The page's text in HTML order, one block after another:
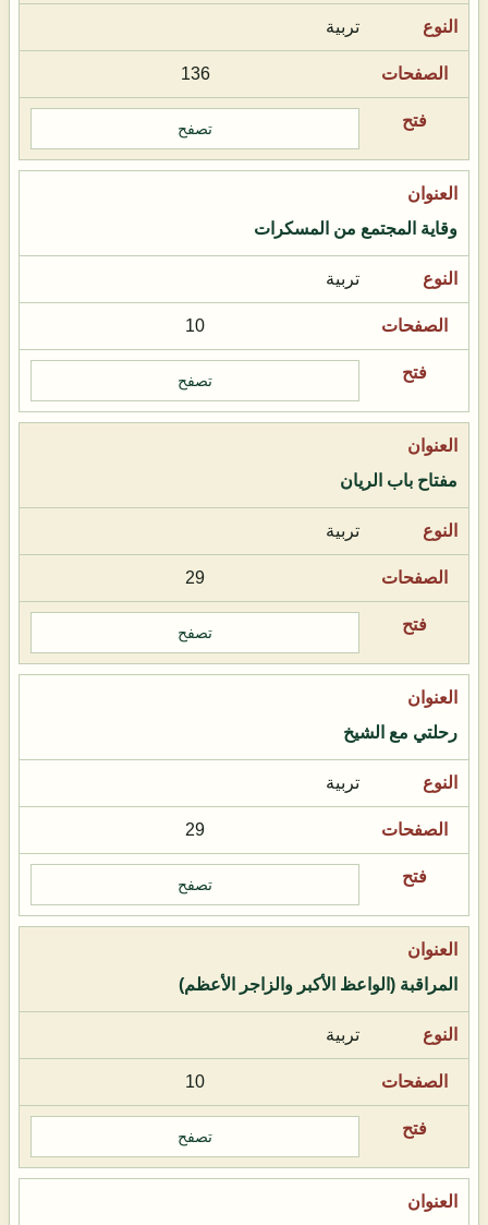
تربية
136
تصفح
وقاية المجتمع من المسكرات
تربية
10
تصفح
مفتاح باب الريان
تربية
29
تصفح
رحلتي مع الشيخ
تربية
29
تصفح
المراقبة (الواعظ الأكبر والزاجر الأعظم)
تربية
10
تصفح